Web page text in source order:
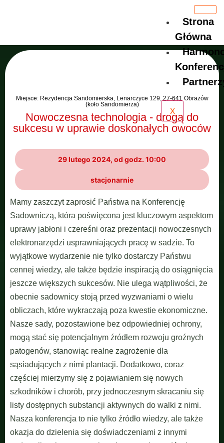
Strona
Główna
X
Miejsce: Rezydencja Sandomierska, Lenarczyce 129, 27-641 Obrazów
(koło Sandomierza)
Nowoczesna technologia - drogą do
sukcesu w uprawie doskonałych owoców
29 lutego 2024, od godz. 10:00
stacjonarnie
Mamy zaszczyt zaprosić Państwa na Konferencję
Sadowniczą, która poświęcona jest kluczowym aspektom
uprawy jabłoni i czereśni oraz prezentacji nowoczesnych
elektronarzędzi usprawniających pracę w sadzie. To
wyjątkowe wydarzenie nie tylko dostarczy Państwu
cennej wiedzy, ale także będzie inspiracją do osiągnięcia
jeszcze większych sukcesów. Nie ulega wątpliwości, że
obecnie sadownicy stoją przed wyzwaniami o wielu
obliczach, które wykraczają poza kwestie ekonomiczne.
Nasze sady, pozostawione bez odpowiedniej ochrony,
mogą stać się potencjalnym źródłem rozwoju groźnych
patogenów, stanowiąc realne zagrożenie dla
sąsiadujących z nimi plantacji. Dodatkowo, coraz
częściej mierzymy się z pojawianiem się nowych
szkodników i chorób, przy jednoczesnym skracaniu się
listy dostępnych substancji aktywnych do walki z nimi.
Nasza konferencja to nie tylko źródło wiedzy, ale także
okazja do dzielenia się doświadczeniami z innymi